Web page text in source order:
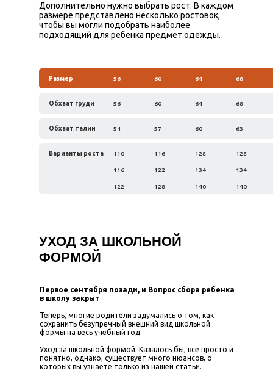
Дополнительно нужно выбрать рост. В каждом
размере представлено несколько ростовок,
чтобы вы могли подобрать наиболее
подходящий для ребенка предмет одежды.
Варианты роста
Обхват талии
Обхват груди
Размер
122 128 140 140
134
134
122
116
128
128
116
110
63
60
57
54
68
64
60
56
60 64 68
56
УХОД ЗА ШКОЛЬНОЙ
ФОРМОЙ
Первое сентября позади, и Вопрос сбора ребенка
в школу закрыт
Теперь, многие родители задумались о том, как
сохранить безупречный внешний вид школьной
формы на весь учебный год.
Уход за школьной формой. Казалось бы, все просто и
понятно, однако, существует много нюансов, о
которых вы узнаете только из нашей статьи.